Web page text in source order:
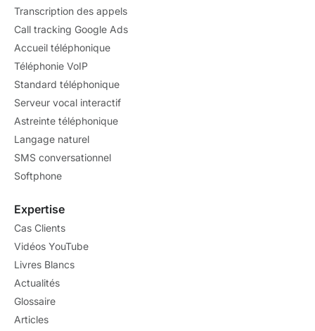
Transcription des appels
Call tracking Google Ads
Accueil téléphonique
Téléphonie VoIP
Standard téléphonique
Serveur vocal interactif
Astreinte téléphonique
Langage naturel
SMS conversationnel
Softphone
Expertise
Cas Clients
Vidéos YouTube
Livres Blancs
Actualités
Glossaire
Articles